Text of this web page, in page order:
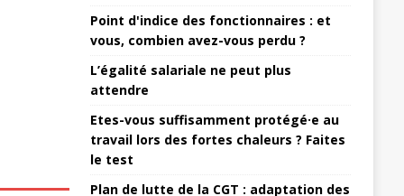
Point d'indice des fonctionnaires : et
vous, combien avez-vous perdu ?
L’égalité salariale ne peut plus
attendre
Etes-vous suffisamment protégé·e au
travail lors des fortes chaleurs ? Faites
le test
Plan de lutte de la CGT : adaptation des